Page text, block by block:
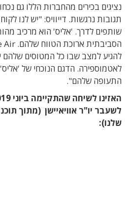
נציגים בכירים מהחברות הללו גם
תגובות נרגשות. דייוויס: "יש לנו
שותפים לדרך. 'אליס' הוא מרכיב
להגיע למצב שבו כל המטוסים שלהם
התעופה שלהם".
שלנו):